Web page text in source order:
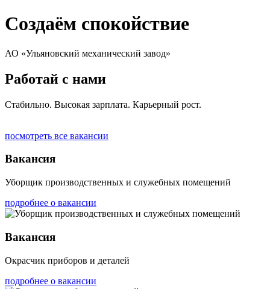
Создаём спокойствие
АО «Ульяновский механический завод»
Работай с нами
Стабильно. Высокая зарплата. Карьерный рост.
посмотреть все вакансии
Вакансия
Уборщик производственных и служебных помещений
подробнее о вакансии
Вакансия
Окрасчик приборов и деталей
подробнее о вакансии